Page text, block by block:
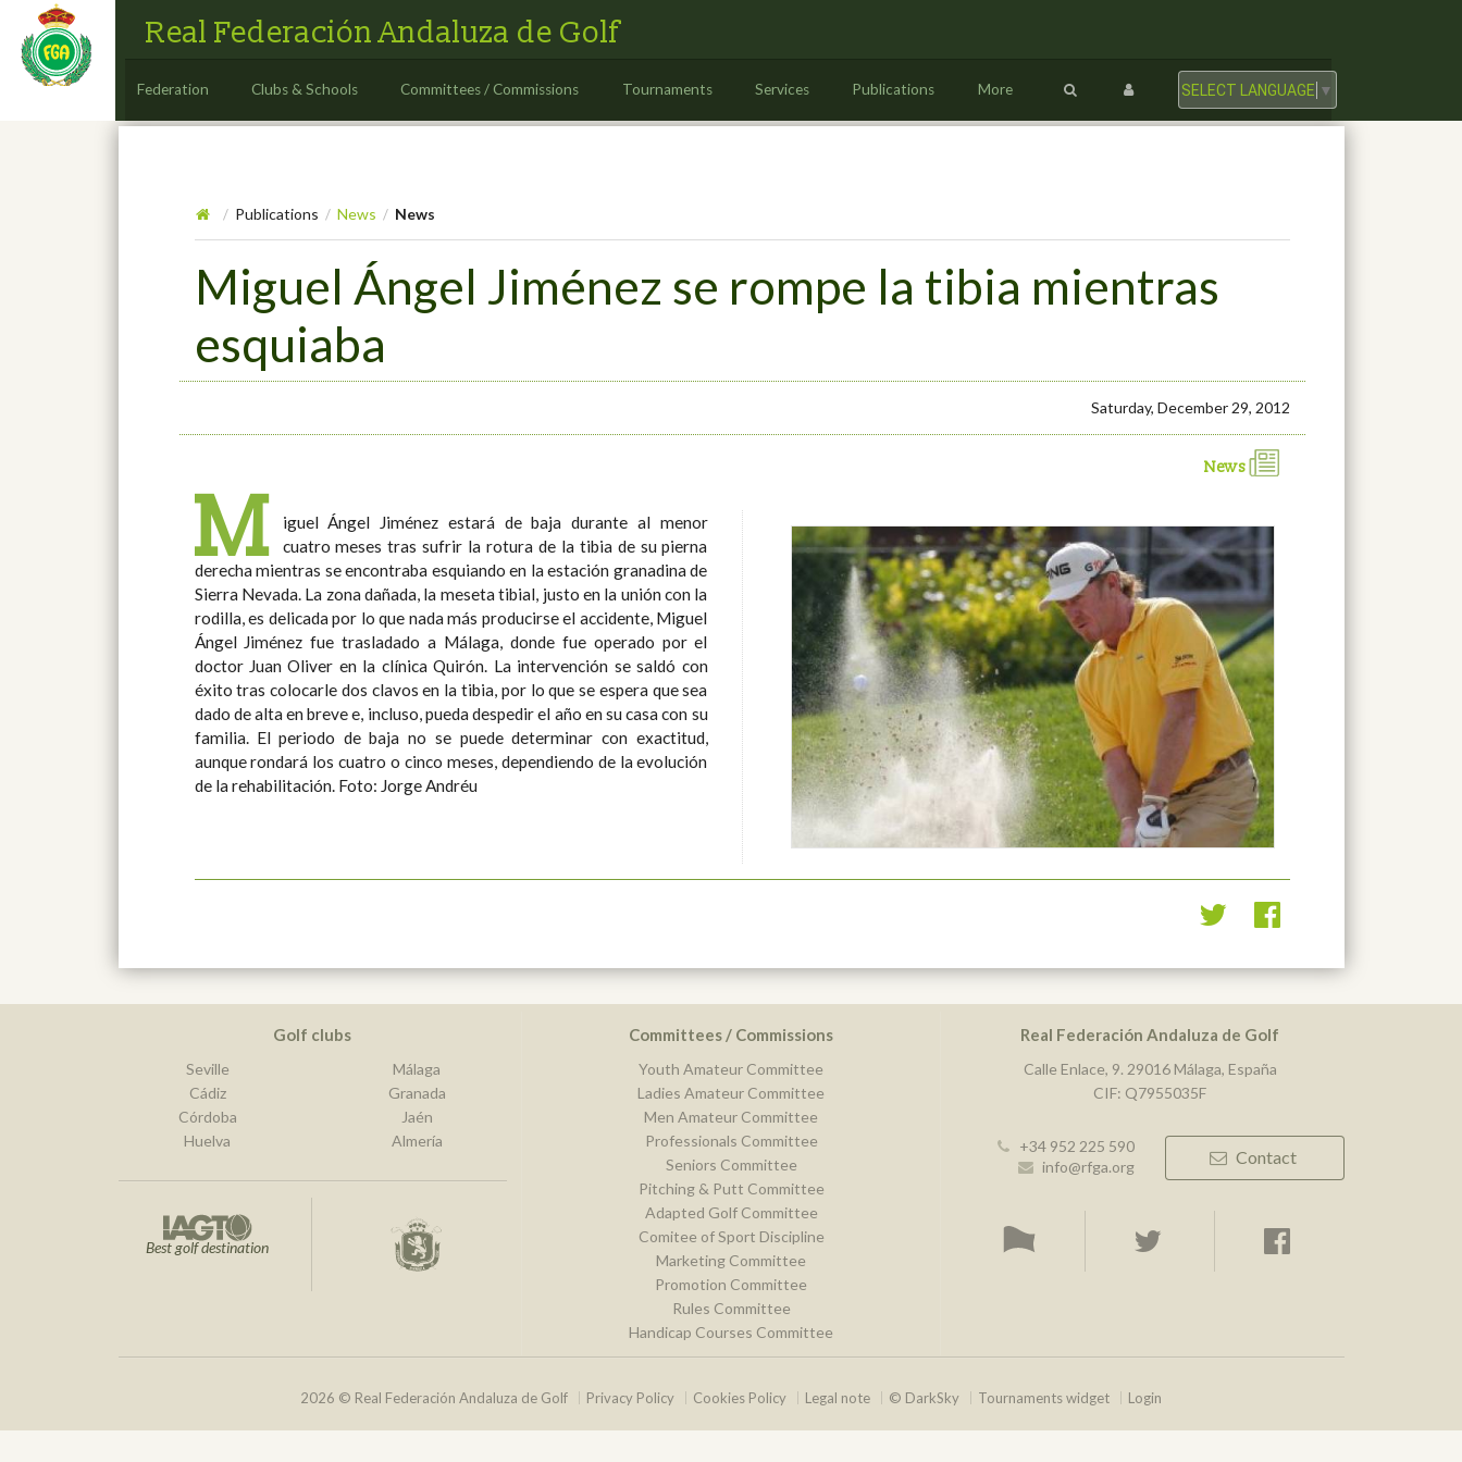
Real Federación Andaluza de Golf
Federation Clubs & Schools Committees / Commissions Tournaments Services Publications More SELECT LANGUAGE ▼
/ Publications / News / News
Miguel Ángel Jiménez se rompe la tibia mientras
esquiaba
Saturday, December 29, 2012
News
M
iguel Ángel Jiménez estará de baja durante al menor
cuatro meses tras sufrir la rotura de la tibia de su pierna
derecha mientras se encontraba esquiando en la estación granadina de
Sierra Nevada. La zona dañada, la meseta tibial, justo en la unión con la
rodilla, es delicada por lo que nada más producirse el accidente, Miguel
Ángel Jiménez fue trasladado a Málaga, donde fue operado por el
doctor Juan Oliver en la clínica Quirón. La intervención se saldó con
éxito tras colocarle dos clavos en la tibia, por lo que se espera que sea
dado de alta en breve e, incluso, pueda despedir el año en su casa con su
familia. El periodo de baja no se puede determinar con exactitud,
aunque rondará los cuatro o cinco meses, dependiendo de la evolución
de la rehabilitación. Foto: Jorge Andréu
Golf clubs
Seville
Cádiz
Córdoba
Huelva
Málaga
Granada
Jaén
Almería
Best golf destination
Committees / Commissions
Youth Amateur Committee
Ladies Amateur Committee
Men Amateur Committee
Professionals Committee
Seniors Committee
Pitching & Putt Committee
Adapted Golf Committee
Comitee of Sport Discipline
Marketing Committee
Promotion Committee
Rules Committee
Handicap Courses Committee
Real Federación Andaluza de Golf
Calle Enlace, 9. 29016 Málaga, España
CIF: Q7955035F
+34 952 225 590
info@rfga.org
Contact
2026 © Real Federación Andaluza de Golf Privacy Policy Cookies Policy Legal note © DarkSky Tournaments widget Login